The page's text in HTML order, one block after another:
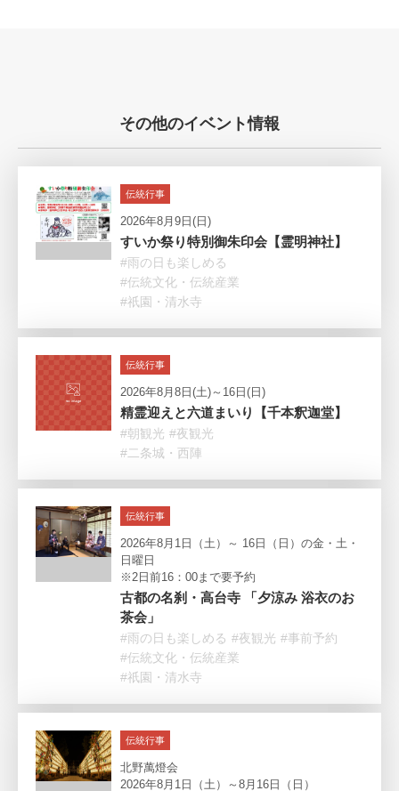
その他のイベント情報
伝統行事
2026年8月9日(日)
すいか祭り特別御朱印会【霊明神社】
#雨の日も楽しめる
#伝統文化・伝統産業
#祇園・清水寺
伝統行事
2026年8月8日(土)～16日(日)
精霊迎えと六道まいり【千本釈迦堂】
#朝観光 #夜観光
#二条城・西陣
伝統行事
2026年8月1日（土）～ 16日（日）の金・土・
日曜日
※2日前16：00まで要予約
古都の名刹・高台寺 「夕涼み 浴衣のお
茶会」
#雨の日も楽しめる #夜観光 #事前予約
#伝統文化・伝統産業
#祇園・清水寺
伝統行事
北野萬燈会
2026年8月1日（土）～8月16日（日）